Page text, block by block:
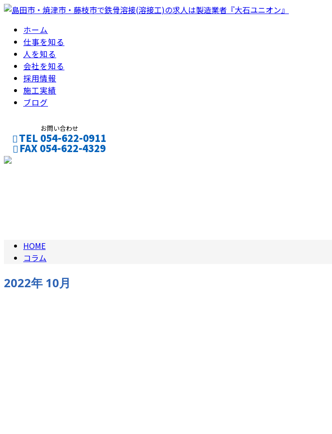
ホーム
仕事を知る
人を知る
会社を知る
採用情報
施工実績
ブログ
お問い合わせ
TEL 054-622-0911
FAX 054-622-4329
HOME
コラム
2022年 10月